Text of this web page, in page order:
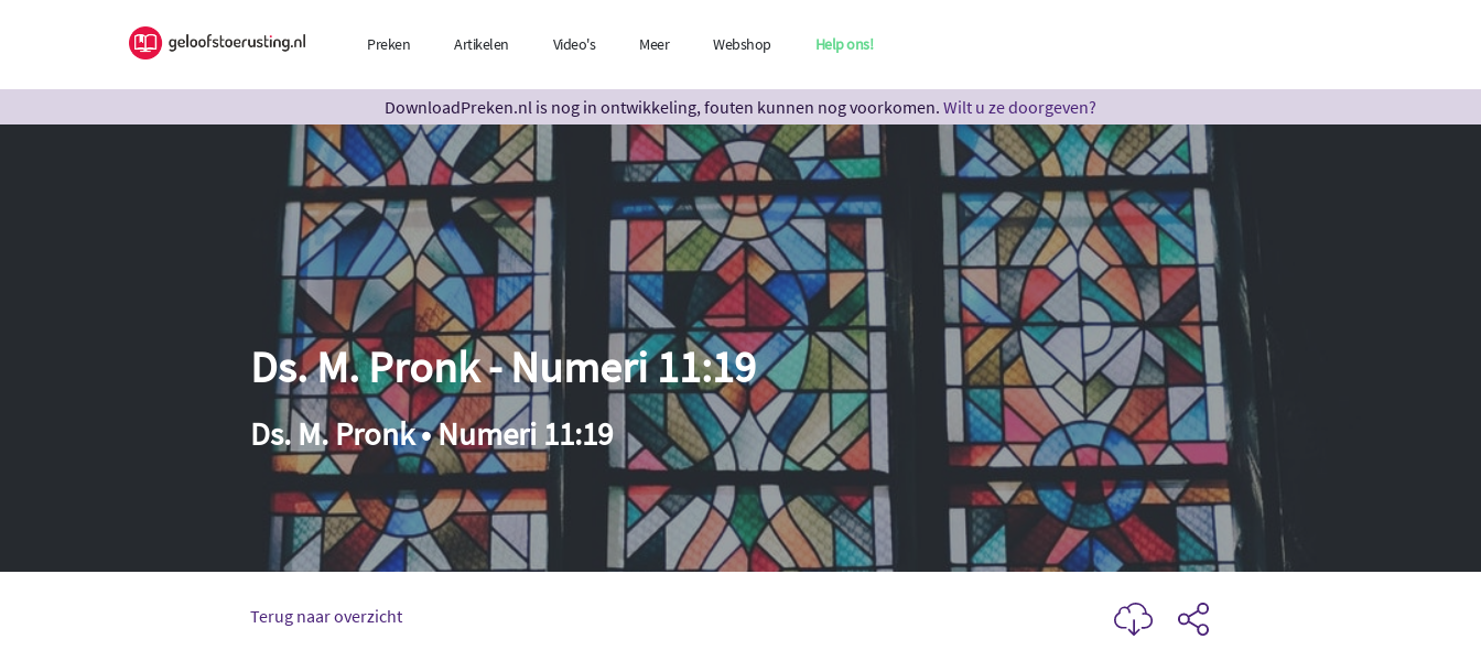
Preken Artikelen Video's Meer Webshop Help ons!
DownloadPreken.nl is nog in ontwikkeling, fouten kunnen nog voorkomen. Wilt u ze doorgeven?
Ds. M. Pronk - Numeri 11:19
Ds. M. Pronk • Numeri 11:19
Terug naar overzicht